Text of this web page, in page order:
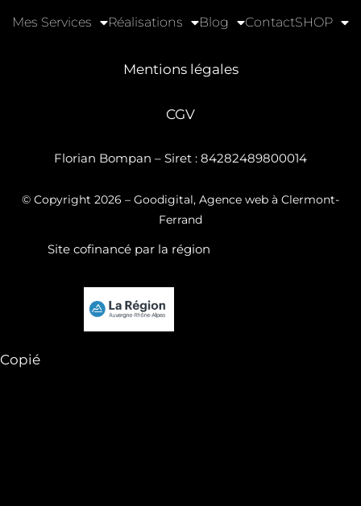
Mes Services Réalisations Blog ContactSHOP
Mentions légales
CGV
Florian Bompan – Siret : 84282489800014
© Copyright 2026 – Goodigital, Agence web à Clermont-
Ferrand
Site cofinancé par la région
Copié